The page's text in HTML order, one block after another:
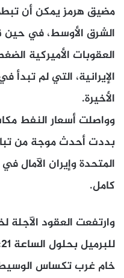
مضيق هرمز يمكن أن
الشرق الأوسط، في حين
العقوبات الأميركية
الإيرانية، التي لم تبدأ
الأخيرة.
وواصلت أسعار النفط
بددت أحدث موجة من
المتحدة وإيران
كامل.
خام غرب تكساس